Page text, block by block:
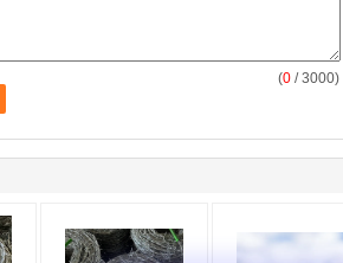
(0 / 3000)